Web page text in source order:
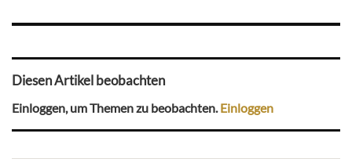
Diesen Artikel beobachten
Einloggen, um Themen zu beobachten.Einloggen